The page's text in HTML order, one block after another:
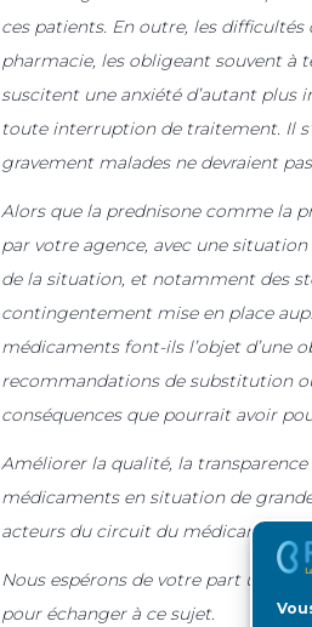
ces patients. En outre, les
pharmacie, les obligeant souvent à
suscitent une anxiété d’autant plus
toute interruption de traitement. Il
gravement malades ne devraient
Alors que la prednisone comme la
par votre agence, avec une
de la situation, et notamment des
contingentement mise en place
médicaments font-ils l’objet d’une
recommandations de substitution
conséquences que pourrait avoir
Améliorer la qualité, la
médicaments en situation de
acteurs du circuit du médicament et
Nous espérons de votre part une
pour échanger à ce sujet.